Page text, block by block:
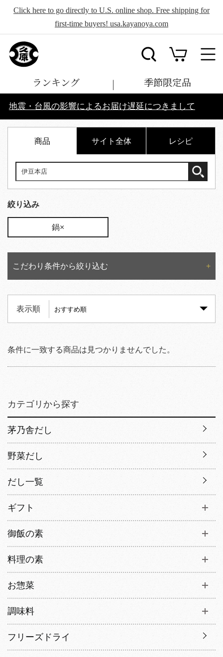
Click here to go directly to U.S. online shop. Free shipping for
first-time buyers! usa.kayanoya.com
ランキング 季節限定品
地震・台風の影響によるお届け遅延につきまして
商品 サイト全体 レシピ
絞り込み
鍋×
こだわり条件から絞り込む
表示順
条件に一致する商品は見つかりませんでした。
カテゴリから探す
茅乃舎だし
野菜だし
だし一覧
ギフト
御飯の素
料理の素
お惣菜
調味料
フリーズドライ